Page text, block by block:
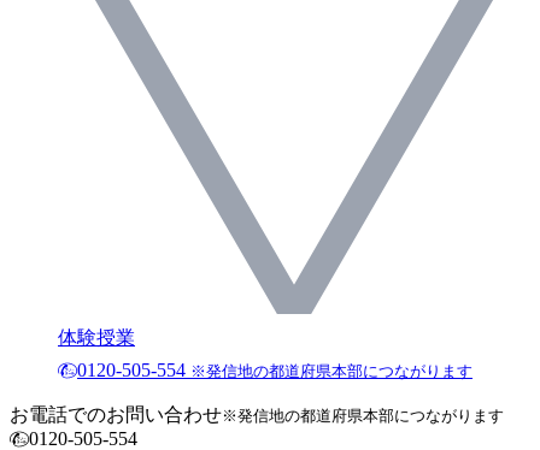
体験授業
0120-505-554 ※発信地の都道府県本部につながります
お電話でのお問い合わせ※発信地の都道府県本部につながります
0120-505-554